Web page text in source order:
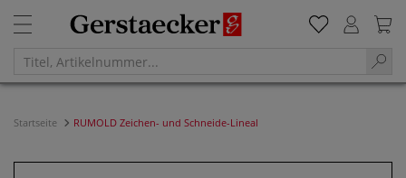
Startseite RUMOLD Zeichen- und Schneide-Lineal